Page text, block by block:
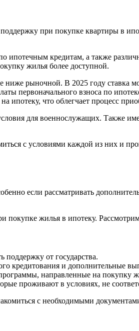
при покупке квартиры в
кредитам, а также
жилья более доступной.
рыночной. В 2025 году ставка
первоначального взноса по
ипотеку, что облегчает процесс
для военнослужащих. Также
с условиями каждой из них и
если рассматривать
покупке жилья в ипотеку.
от государства.
кредитования и дополнительные
направленные на покупку
проживают в условиях, не
с необходимыми